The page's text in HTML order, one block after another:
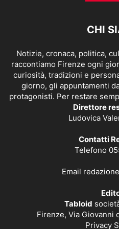
CHI
Notizie, cronaca, politica,
raccontiamo Firenze ogni
curiosità, tradizioni e
giorno, gli appuntamenti
protagonisti. Per restare
Direttore
Ludovica
Contatti
Telefono
Email
Tabloid
Firenze, Via Giovanni
Privacy